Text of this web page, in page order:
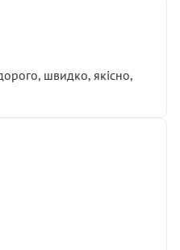
швидко, якісно,